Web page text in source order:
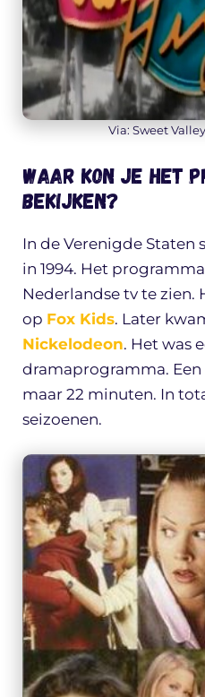
Via: Sweet
Waar kon je het
bekijken?
In de Verenigde
in 1994. Het
Nederlandse tv te
op Fox Kids. Later
Nickelodeon. Het was
dramaprogramma.
maar 22 minuten. In
seizoenen.